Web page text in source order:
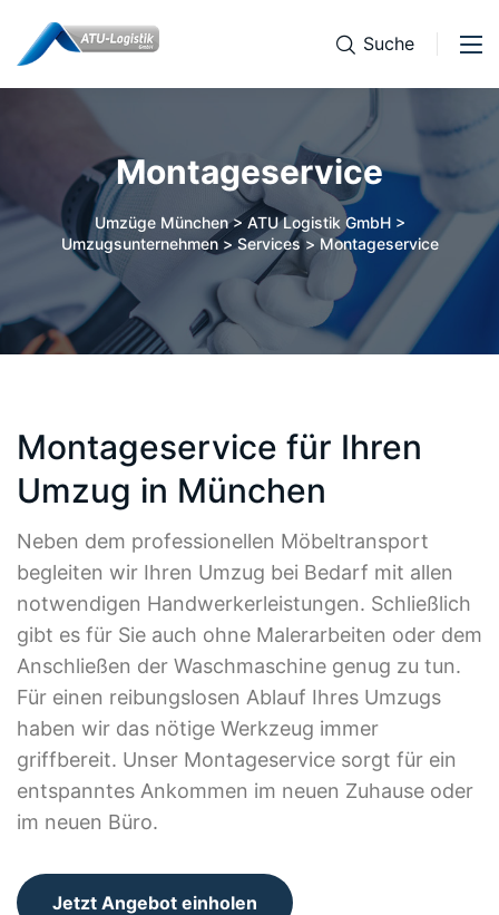
Suche
Montageservice
Umzüge München > ATU Logistik GmbH >
Umzugsunternehmen>Services> Montageservice
Montageservice für Ihren
Umzug in München
Neben dem professionellen Möbeltransport
begleiten wir Ihren Umzug bei Bedarf mit allen
notwendigen Handwerkerleistungen. Schließlich
gibt es für Sie auch ohne Malerarbeiten oder dem
Anschließen der Waschmaschine genug zu tun.
Für einen reibungslosen Ablauf Ihres Umzugs
haben wir das nötige Werkzeug immer
griffbereit. Unser Montageservice sorgt für ein
entspanntes Ankommen im neuen Zuhause oder
im neuen Büro.
Jetzt Angebot einholen